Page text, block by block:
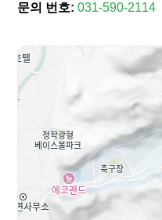
문의 번호: 031-590-2114